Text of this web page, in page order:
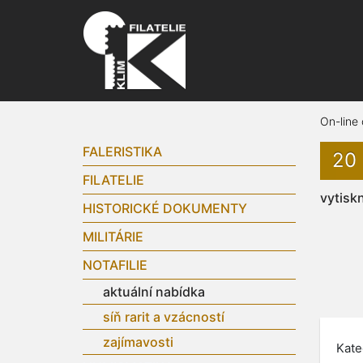
FALERISTIKA
FILATELIE
HISTORICKÉ DOKUMENTY
MILITÁRIE
NOTAFILIE
aktuální nabídka
síň rarit a vzácností
zajímavosti
On-line
20